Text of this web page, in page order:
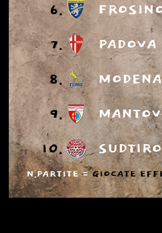
6.
7. PADOVA
8. MODENA
9.
10.
N.PARTITE =GIOCATE